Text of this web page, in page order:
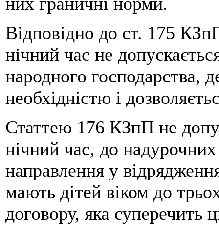
Відповідно до ст. 175
нічний час не
народного господарства,
необхідністю і
Статтею 176 КЗпП не
нічний час, до надурочних
направлення у
мають дітей віком до
договору, яка суперечить